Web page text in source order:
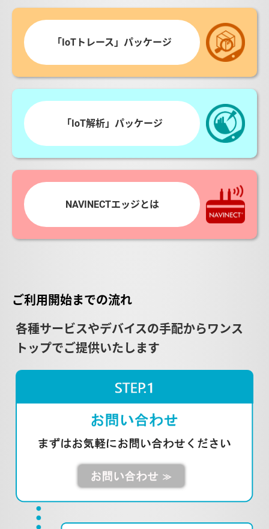
「IoTトレース」パッケージ
「IoT解析」パッケージ
NAVINECTエッジとは
ご利用開始までの流れ
各種サービスやデバイスの手配からワンス
トップでご提供いたします